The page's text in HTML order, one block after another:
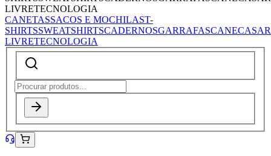
LIVRETECNOLOGIA
CANETASSACOS E MOCHILAST-
SHIRTSSWEATSHIRTSCADERNOSGARRAFASCANECASAR
LIVRETECNOLOGIA